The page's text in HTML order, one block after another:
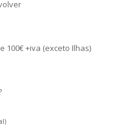
100€ +iva (exceto Ilhas)